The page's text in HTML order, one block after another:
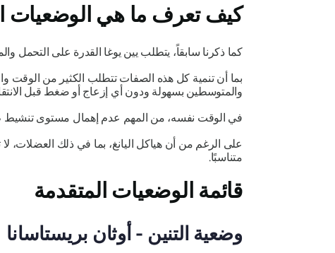
كيف تعرف ما هي الوضعيات
كما ذكرنا سابقاً، يتطلب يين يوغا القدرة على التحمل
بما أن تنمية كل هذه الصفات تتطلب الكثير من الوقت
والمتوسطين بسهولة ودون أي إزعاج أو ضغط قبل
في الوقت نفسه، من المهم عدم إهمال مستوى تنشيط طاقة
على الرغم من أن هياكل اليانغ، بما في ذلك العضلات،
متناسبًا.
قائمة الوضعيات المتقدمة
وضعية التنين - أوثان بريستاسانا